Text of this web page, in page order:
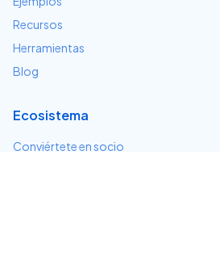
Recursos
Herramientas
Blog
Ecosistema
Conviértete en socio